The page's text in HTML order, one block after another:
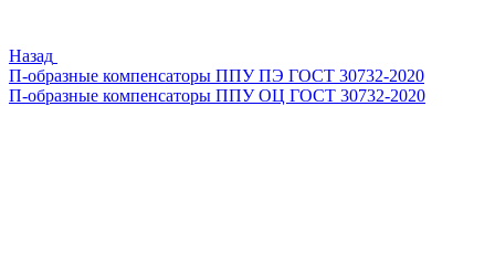
Назад
П-образные компенсаторы ППУ ПЭ ГОСТ 30732-2020
П-образные компенсаторы ППУ ОЦ ГОСТ 30732-2020